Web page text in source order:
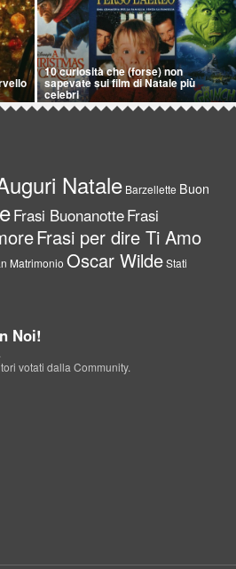
10 curiosità che (forse) non
sapevate sui film di Natale più
celebri
Natale Barzellette Buon
Frasi BuonanotteFrasi
Frasi per dire Ti Amo
Matrimonio Oscar WildeStati
Noi!
votati dalla Community.